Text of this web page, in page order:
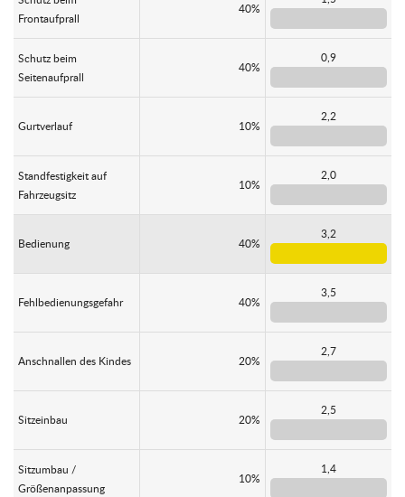
Frontaufprall
40%
Schutz beim
Seitenaufprall
40%
0,9
Gurtverlauf 10%
2,2
Standfestigkeit auf
Fahrzeugsitz
10%
2,0
Bedienung 40%
3,2
Fehlbedienungsgefahr 40%
3,5
Anschnallen des Kindes 20%
2,7
Sitzeinbau 20%
2,5
Sitzumbau /
Größenanpassung
10%
1,4